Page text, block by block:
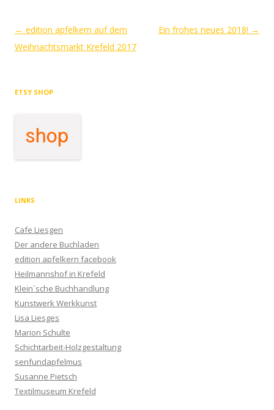
Beitrags-
Navigation
← edition apfelkern auf dem
Weihnachtsmarkt Krefeld 2017
Ein frohes neues 2018! →
ETSY SHOP
LINKS
Cafe Liesgen
Der andere Buchladen
edition apfelkern facebook
Heilmannshof in Krefeld
Klein´sche Buchhandlung
Kunstwerk Werkkunst
Lisa Liesges
Marion Schulte
Schichtarbeit-Holzgestaltung
senfundapfelmus
Susanne Pietsch
Textilmuseum Krefeld